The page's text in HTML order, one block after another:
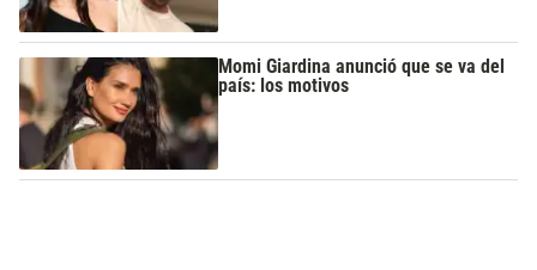
Momi Giardina anunció que se va del
país: los motivos